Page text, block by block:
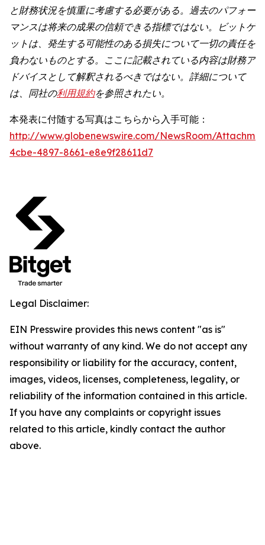
と財務状況を慎重に考慮する必要がある。過去のパフォー
マンスは将来の成果の信頼できる指標ではない。ビットゲ
ットは、発生する可能性のある損失について一切の責任を
負わないものとする。ここに記載されている内容は財務ア
ドバイスとして解釈されるべきではない。詳細について
は、同社の利用規約を参照されたい。
本発表に付随する写真はこちらから入手可能：
http://www.globenewswire.com/NewsRoom/
4cbe-4897-8661-e8e9f28611d7
Legal Disclaimer:
EIN Presswire provides this news content "as is"
without warranty of any kind. We do not accept any
responsibility or liability for the accuracy, content,
images, videos, licenses, completeness, legality, or
reliability of the information contained in this article.
If you have any complaints or copyright issues
related to this article, kindly contact the author
above.